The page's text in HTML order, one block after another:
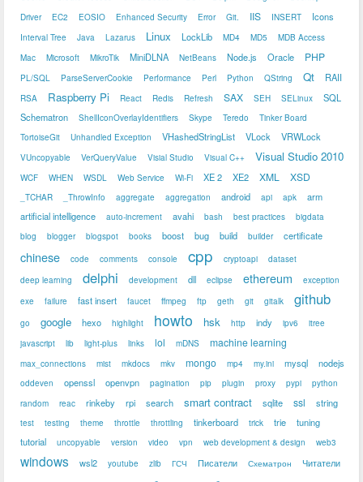
Driver
EC2 EOSIO Enhanced Security Error Git. IIS INSERT Icons
Interval Tree Java Lazarus Linux LockLib MD4 MD5
MDB Access
Mac
Microsoft MikroTik MiniDLNA NetBeans Node.js Oracle PHP
PL/SQL ParseServerCookie Performance Perl Python QString Qt RAII
RSA Raspberry Pi React Redis Refresh SAX SEH SELinux
SQL
Schematron
ShellIconOverlayIdentifiers Skype Teredo
Tinker Board
TortoiseGit
Unhandled Exception VHashedStringList VLock VRWLock
VUncopyable VerQueryValue Visial Studio Visual C++ Visual Studio 2010
WCF WHEN WSDL Web Service Wi-Fi XE 2 XE2 XML XSD
_TCHAR _ThrowInfo aggregate aggregation android api apk
arm
artificial intelligence
auto-increment avahi bash best practices
bigdata
blog
blogger blogspot books boost bug build builder certificate
chinese code comments console cpp cryptoapi
dataset
deep learning
delphi development dll eclipse ethereum
exception
exe
failure fast insert faucet ffmpeg ftp geth git gitalk github
go google hexo highlight howto hsk http indy ipv6
itree
javascript
lib light-plus links lol mDNS machine learning
max_connections mist mkdocs mkv mongo mp4 my.ini mysql nodejs
oddeven openssl openvpn pagination pip plugin proxy pypi
python
random
reac rinkeby rpi search smart contract sqlite ssl string
test testing theme throttle throttling tinkerboard trick trie
tuning
tutorial
uncopyable version video vpn web development & design web3
windows wsl2 youtube zlib ГСЧ Писатели Схематрон Читатели